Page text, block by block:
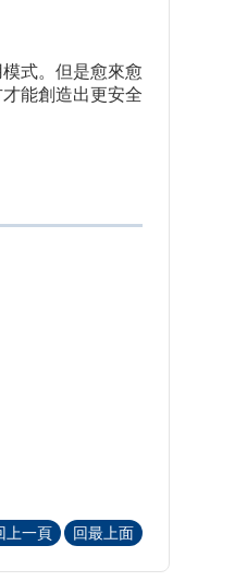
式。但是愈來愈
能創造出更安全
上一頁
回最上面